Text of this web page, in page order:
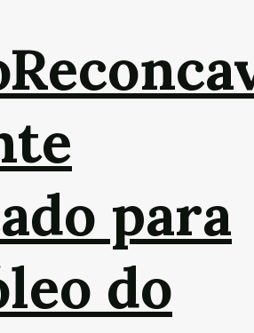
para
do